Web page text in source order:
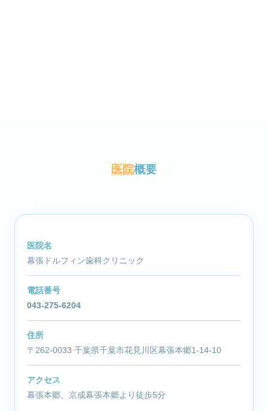
医院概要
医院名
幕張ドルフィン歯科クリニック
電話番号
043-275-6204
住所
〒262-0033 千葉県千葉市花見川区幕張本郷1-14-10
アクセス
幕張本郷、京成幕張本郷より徒歩5分